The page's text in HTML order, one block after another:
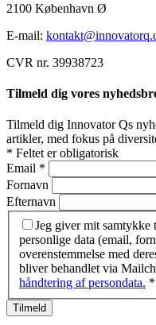
2100 København Ø
E-mail:
CVR nr. 39938723
Tilmeld dig vores
Tilmeld dig Innovator Qs
artikler, med fokus på
* Feltet er obligatorisk
Email *
Fornavn
Efternavn
Jeg giver mit samtykke
personlige data (email,
overenstemmelse med
bliver behandlet via
håndtering af persondata. *